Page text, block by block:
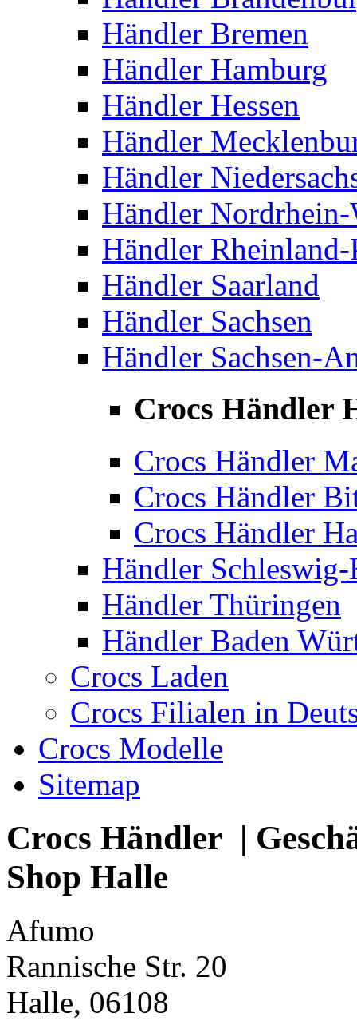
Händler Bremen
Händler Hamburg
Händler Hessen
Händler
Händler
Händler Nordrhein-
Händler
Händler Saarland
Händler Sachsen
Händler Sachsen-
Crocs Händler
Crocs Händler
Crocs Händler
Crocs Händler
Händler
Händler Thüringen
Händler Baden
Crocs Laden
Crocs Filialen in
Crocs Modelle
Sitemap
Crocs Händler |
Shop Halle
Afumo
Rannische Str. 20
Halle, 06108